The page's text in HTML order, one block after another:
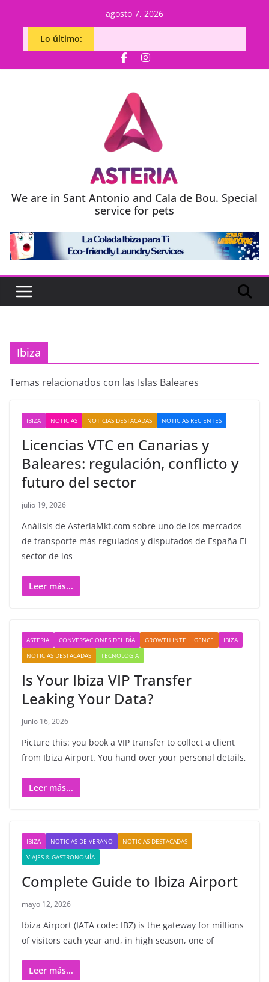
contenido
agosto 7, 2026
Lo último:
We are in Sant Antonio and Cala de Bou. Special
service for pets
Ibiza
Temas relacionados con las Islas Baleares
IBIZA NOTICIAS NOTICIAS DESTACADAS NOTICIAS RECIENTES
Licencias VTC en Canarias y
Baleares: regulación, conflicto y
futuro del sector
julio 19, 2026
Análisis de AsteriaMkt.com sobre uno de los mercados
de transporte más regulados y disputados de España El
sector de los
Leer más...
ASTERIA CONVERSACIONES DEL DÍA GROWTH INTELLIGENCE
IBIZA
NOTICIAS DESTACADAS
TECNOLOGÍA
Is Your Ibiza VIP Transfer
Leaking Your Data?
junio 16, 2026
Picture this: you book a VIP transfer to collect a client
from Ibiza Airport. You hand over your personal details,
Leer más...
IBIZA NOTICIAS DE VERANO
NOTICIAS DESTACADAS
VIAJES & GASTRONOMÍA
Complete Guide to Ibiza Airport
mayo 12, 2026
Ibiza Airport (IATA code: IBZ) is the gateway for millions
of visitors each year and, in high season, one of
Leer más...